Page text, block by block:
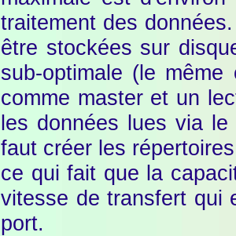
traitement des
être stockées sur
sub-optimale (le
comme master et un
les données lues via
faut créer les
ce qui fait que la
vitesse de transfert qui
port.